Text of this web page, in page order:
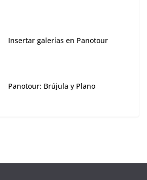
Insertar galerías en Panotour
Panotour: Brújula y Plano